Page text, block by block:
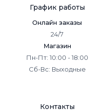
График работы
Онлайн заказы
24/7
Магазин
Пн-Пт: 10:00 - 18:00
Сб-Вс: Выходные
Контакты